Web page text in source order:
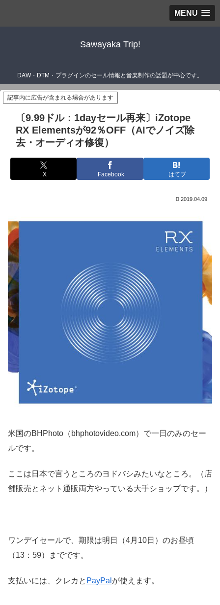
MENU
Sawayaka Trip!
DAW・DTM・プラグインのセール情報と音楽制作の話題が中心です。
記事内に広告が含まれる場合があります
〔9.99ドル：1dayセール再来〕iZotope
RX Elementsが92％OFF（AIでノイズ除
去・オーディオ修復）
X Facebook はてブ
2019.04.09
米国のBHPhoto（bhphotovideo.com）で一日のみのセー
ルです。
ここは日本で言うところのヨドバシみたいなところ。（店
舗販売とネット通販両方やっている大手ショップです。）
ワンデイセールで、期限は明日（4月10日）のお昼頃
（13：59）までです。
支払いには、クレカと PayPal が使えます。